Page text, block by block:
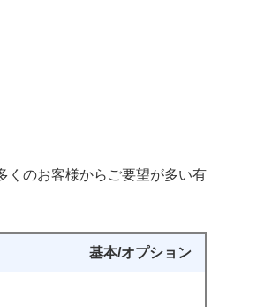
くのお客様からご要望が多い有
基本/オプション